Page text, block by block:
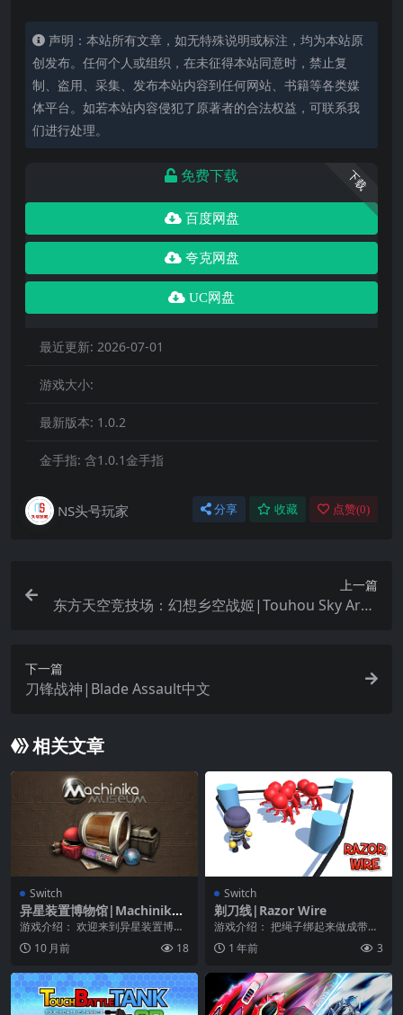
声明：本站所有文章，如无特殊说明或标注，均为本站原
创发布。任何个人或组织，在未征得本站同意时，禁止复
制、盗用、采集、发布本站内容到任何网站、书籍等各类媒
体平台。如若本站内容侵犯了原著者的合法权益，可联系我
们进行处理。
下载
免费下载
百度网盘
夸克网盘
UC网盘
最近更新: 2026-07-01
游戏大小:
最新版本: 1.0.2
金手指: 含1.0.1金手指
NS头号玩家 分享 收藏 点赞(0)
上一篇
东方天空竞技场：幻想乡空战姬|Touhou Sky Aren
下一篇
刀锋战神|Blade Assault中文
相关文章
Switch
异星装置博物馆|Machinika
Museum中文体验版
游戏介绍： 欢迎来到异星装置博物
馆！走进这个氛围浓厚的解谜游
戏，跨越整个星系，探...
10 月前 18
Switch
剃刀线|Razor Wire
游戏介绍： 把绳子绑起来做成带刺
铁丝网，从而消灭敌人吧！ 僵尸们
正在进攻，只有你...
1 年前 3